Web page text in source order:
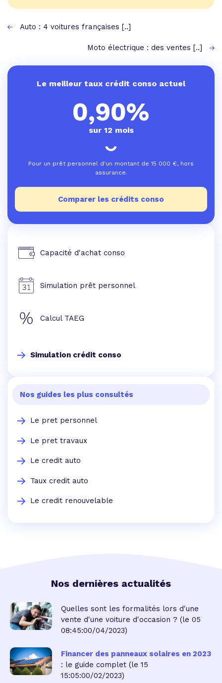
Auto : 4 voitures françaises [..]
Moto électrique : des ventes [..]
Le meilleur taux crédit conso actuel
0,90%
sur 12 mois
Pour un prêt personnel d'un montant de 15 000 €, hors
assurance.
Comparer les crédits conso
Capacité d'achat conso
Simulation prêt personnel
Calcul TAEG
Simulation crédit conso
Nos guides les plus consultés
Le pret personnel
Le pret travaux
Le credit auto
Taux credit auto
Le credit renouvelable
Nos dernières actualités
Quelles sont les formalités lors d'une
vente d'une voiture d'occasion ? (le 05
08:45:00/04/2023)
Financer des panneaux solaires en 2023
: le guide complet (le 15
15:05:00/02/2023)